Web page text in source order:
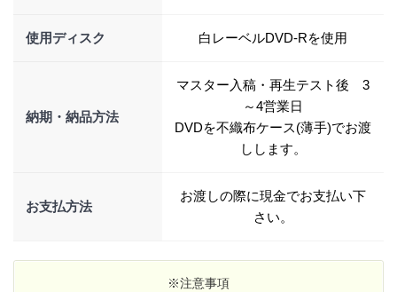
使用ディスク 白レーベルDVD-Rを使用
納期・納品方法
マスター入稿・再生テスト後 3
～4営業日
DVDを不織布ケース(薄手)でお渡
しします。
お支払方法
お渡しの際に現金でお支払い下
さい。
※注意事項